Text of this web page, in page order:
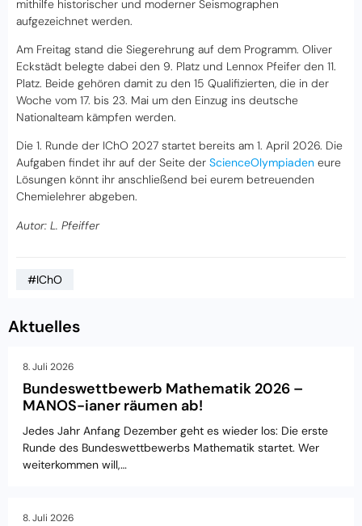
mithilfe historischer und moderner Seismographen
aufgezeichnet werden.
Am Freitag stand die Siegerehrung auf dem Programm. Oliver
Eckstädt belegte dabei den 9. Platz und Lennox Pfeifer den 11.
Platz. Beide gehören damit zu den 15 Qualifizierten, die in der
Woche vom 17. bis 23. Mai um den Einzug ins deutsche
Nationalteam kämpfen werden.
Die 1. Runde der IChO 2027 startet bereits am 1. April 2026. Die
Aufgaben findet ihr auf der Seite der ScienceOlympiaden eure
Lösungen könnt ihr anschließend bei eurem betreuenden
Chemielehrer abgeben.
Autor: L. Pfeiffer
#IChO
Aktuelles
8. Juli 2026
Bundeswettbewerb Mathematik 2026 –
MANOS-ianer räumen ab!
Jedes Jahr Anfang Dezember geht es wieder los: Die erste
Runde des Bundeswettbewerbs Mathematik startet. Wer
weiterkommen will,…
8. Juli 2026